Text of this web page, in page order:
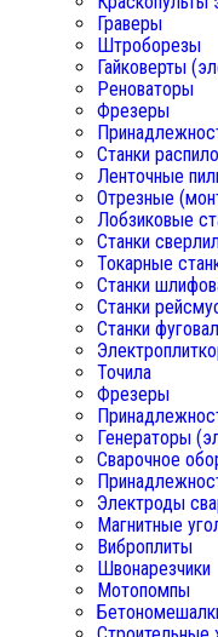
Граверы
Штроборезы
Гайковерты
Реноваторы
Фрезеры
Станки
Ленточные
Отрезные
Лобзиковые
Станки
Токарные
Станки
Станки
Станки
Точила
Фрезеры
Генераторы
Сварочное
Электроды
Магнитные
Виброплиты
Швонарезчики
Мотопомпы